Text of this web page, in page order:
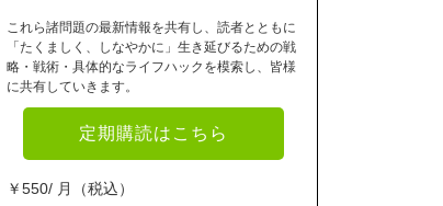
これら諸問題の最新情報を共有し、読者とともに
「たくましく、しなやかに」生き延びるための戦
略・戦術・具体的なライフハックを模索し、皆様
に共有していきます。
定期購読はこちら
￥550/ 月（税込）